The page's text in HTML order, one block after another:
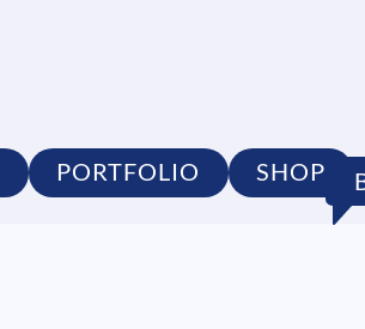
PORTFOLIO SHOP